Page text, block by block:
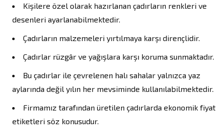
Kişilere özel olarak hazırlanan çadırların renkleri ve
desenleri ayarlanabilmektedir.
Çadırların malzemeleri yırtılmaya karşı dirençlidir.
Çadırlar rüzgâr ve yağışlara karşı koruma sunmaktadır.
Bu çadırlar ile çevrelenen halı sahalar yalnızca yaz
aylarında değil yılın her mevsiminde kullanılabilmektedir.
Firmamız tarafından üretilen çadırlarda ekonomik fiyat
etiketleri söz konusudur.